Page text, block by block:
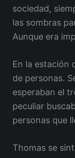
sociedad,
las sombras
Aunque era
En la estación
de personas.
esperaban el
peculiar
personas que
Thomas se